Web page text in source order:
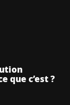
que c’est ?